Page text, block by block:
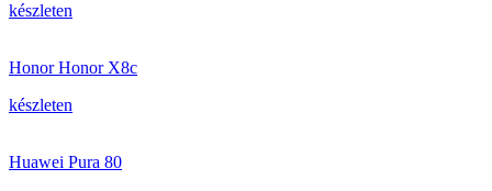
készleten
Honor Honor X8c
készleten
Huawei Pura 80